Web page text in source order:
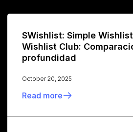
SWishlist: Simple
Wishlist Club:
profundidad
October 20, 2025
Read more